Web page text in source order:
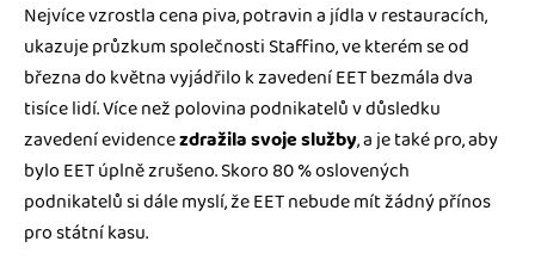
Nejvíce vzrostla cena piva, potravin a jídla v restauracích,
ukazuje průzkum společnosti Staffino, ve kterém se od
března do května vyjádřilo k zavedení EET bezmála dva
tisíce lidí. Více než polovina podnikatelů v důsledku
zavedení evidencezdražila svoje služby, a je také pro, aby
bylo EET úplně zrušeno. Skoro 80 % oslovených
podnikatelů si dále myslí, že EET nebude mít žádný přínos
pro státní kasu.